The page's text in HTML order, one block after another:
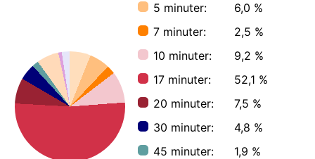
5 minuter:
6,0 %
7 minuter:
2,5 %
10 minuter:
9,2 %
17 minuter:
52,1 %
20 minuter:
7,5 %
30 minuter:
4,8 %
45 minuter:
1,9 %